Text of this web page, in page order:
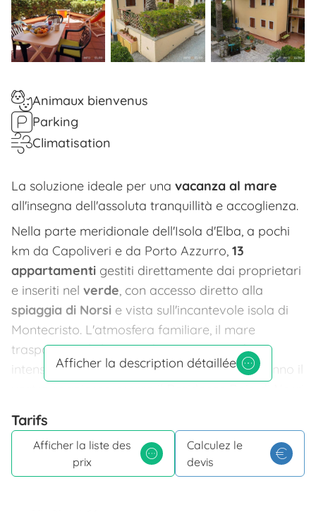
Animaux bienvenus
Parking
Climatisation
La soluzione ideale per una vacanza al mare
all'insegna dell'assoluta tranquillità e accoglienza.
Nella parte meridionale dell'Isola d'Elba, a pochi
km da Capoliveri e da Porto Azzurro, 13
appartamenti gestiti direttamente dai proprietari
e inseriti nel verde, con accesso diretto alla
spiaggia di Norsi e vista sull'incantevole isola di
Montecristo. L'atmosfera familiare, il mare
trasparente, il clima mediterraneo, i profumi
intensi e la natura ancora selvaggia, renderanno il
Una posizione che non trovi da molte parti.
La spiaggia di Norsi è a due passi. Immaginati di
svegliarti e fare la colazione con il suono e la vista
Afficher la description détaillée
Tarifs
Afficher la liste des
prix
Calculez le
devis